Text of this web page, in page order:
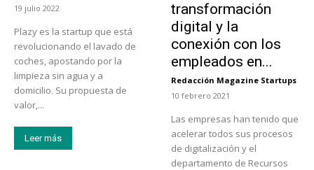
19 julio 2022
Plazy es la startup que está
revolucionando el lavado de
coches, apostando por la
limpieza sin agua y a
domicilio. Su propuesta de
valor,...
Leer más
transformación
digital y la
conexión con los
empleados en...
Redacción Magazine Startups
-
10 febrero 2021
Las empresas han tenido que
acelerar todos sus procesos
de digitalización y el
departamento de Recursos